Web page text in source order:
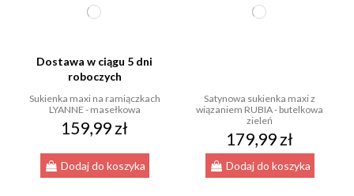
Dostawa w ciągu 5 dni
roboczych
Sukienka maxi na ramiączkach
LYANNE - masełkowa
159,99 zł
Dodaj do koszyka
Satynowa sukienka maxi z
wiązaniem RUBIA - butelkowa
zieleń
179,99 zł
Dodaj do koszyka